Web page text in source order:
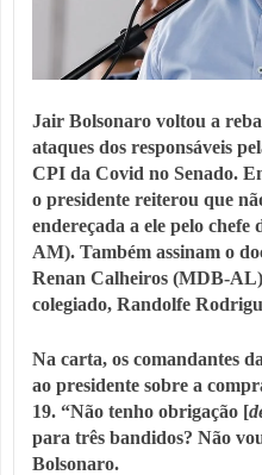
Jair Bolsonaro voltou a
ataques dos responsáveis
CPI da Covid no Senado.
o presidente reiterou que
endereçada a ele pelo chefe
AM). Também assinam o
Renan Calheiros (MDB-
colegiado, Randolfe
Na carta, os comandantes
ao presidente sobre a
19. “Não tenho obrigação [
para três bandidos? Não
Bolsonaro.